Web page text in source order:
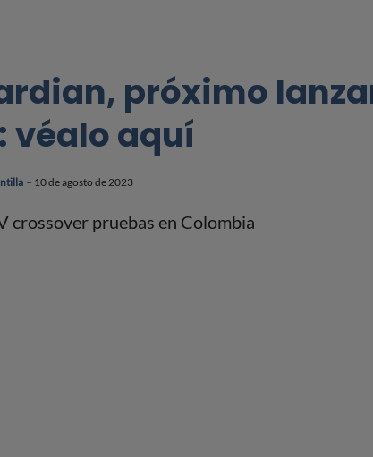
próximo
véalo aquí
10 de agosto de 2023